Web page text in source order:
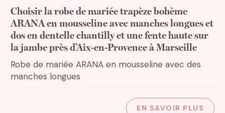
Choisir la robe de mariée trapèze bohème
ARANA en mousseline avec manches longues et
dos en dentelle chantilly et une fente haute sur
la jambe près d’Aix-en-Provence à Marseille
Robe de mariée ARANA en mousseline avec des
manches longues
EN SAVOIR PLUS